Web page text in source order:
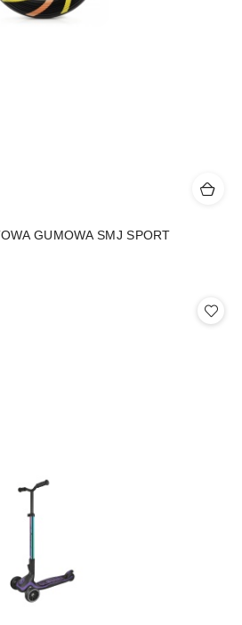
GUMOWA SMJ SPORT